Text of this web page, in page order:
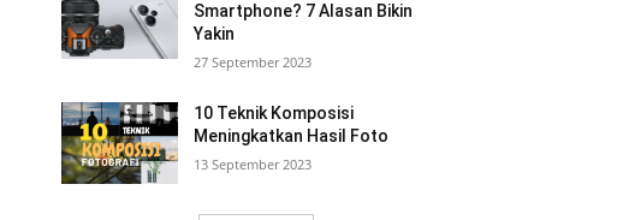
Smartphone? 7 Alasan Bikin
Yakin
27 September 2023
10 Teknik Komposisi
Meningkatkan Hasil Foto
13 September 2023